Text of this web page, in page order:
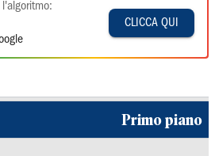
CLICCA QUI
Primo piano